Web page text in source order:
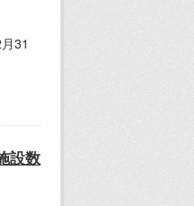
31
設数